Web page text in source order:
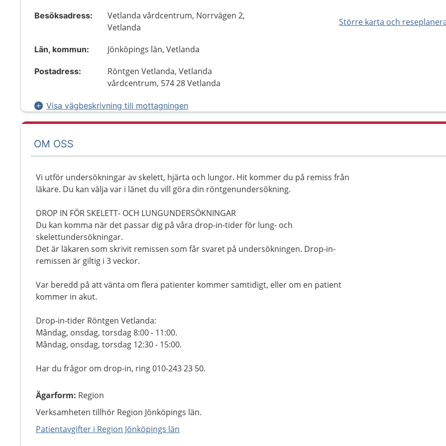
Större karta och
Besöksadress:
Vetlanda vårdcentrum, Norrvägen 2,
Vetlanda
Län, kommun: Jönköpings län, Vetlanda
Postadress:
Röntgen Vetlanda, Vetlanda
vårdcentrum, 574 28 Vetlanda
Visa vägbeskrivning till mottagningen
OM OSS
Vi utför undersökningar av skelett, hjärta och lungor. Hit kommer du på remiss från
läkare. Du kan välja var i länet du vill göra din röntgenundersökning.
DROP IN FÖR SKELETT- OCH LUNGUNDERSÖKNINGAR
Du kan komma när det passar dig på våra drop-in-tider för lung- och
skelettundersökningar.
Det är läkaren som skrivit remissen som får svaret på undersökningen. Drop-in-
remissen är giltig i 3 veckor.
Var beredd på att vänta om flera patienter kommer samtidigt, eller om en patient
kommer in akut.
Drop-in-tider Röntgen Vetlanda:
Måndag, onsdag, torsdag 8:00 - 11:00.
Måndag, onsdag, torsdag 12:30 - 15:00.
Har du frågor om drop-in, ring 010-243 23 50.
Ägarform: Region
Verksamheten tillhör Region Jönköpings län.
Patientavgifter i Region Jönköpings län